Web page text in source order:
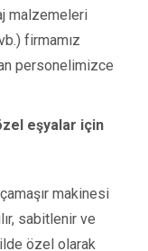
malzemeleri
firmamız
personelimizce
eşyalar için
makinesi
sabitlenir ve
özel olarak